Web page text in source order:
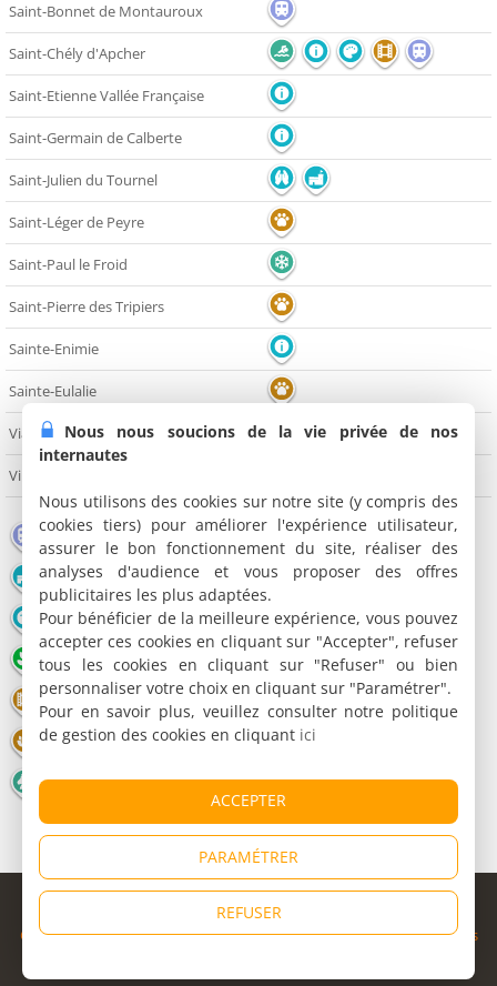
Saint-Bonnet de Montauroux
Saint-Chély d'Apcher
Saint-Etienne Vallée Française
Saint-Germain de Calberte
Saint-Julien du Tournel
Saint-Léger de Peyre
Saint-Paul le Froid
Saint-Pierre des Tripiers
Sainte-Enimie
Sainte-Eulalie
Vialas
Villefort
Gare Lieu touristique Edifice religieux
Château Moulin Office de tourisme
Musée Grotte Point de vue
Nature Lac / Plan d'eau Restaurant
Cinéma Parc animalier Parc de loisirs
Bien-être Casino
Equitation Piscine Station de ski
© Copyright 1998 - 2026
Cybevasion|Mentions légales|Confidentialité|CGU|Informations
Nous nous soucions de la vie privée de nos
internautes
Nous utilisons des cookies sur notre site (y compris des
cookies tiers) pour améliorer l'expérience utilisateur,
assurer le bon fonctionnement du site, réaliser des
analyses d'audience et vous proposer des offres
publicitaires les plus adaptées.
Pour bénéficier de la meilleure expérience, vous pouvez
accepter ces cookies en cliquant sur "Accepter", refuser
tous les cookies en cliquant sur "Refuser" ou bien
personnaliser votre choix en cliquant sur "Paramétrer".
Pour en savoir plus, veuillez consulter notre politique
de gestion des cookies en cliquant ici
ACCEPTER
PARAMÉTRER
REFUSER